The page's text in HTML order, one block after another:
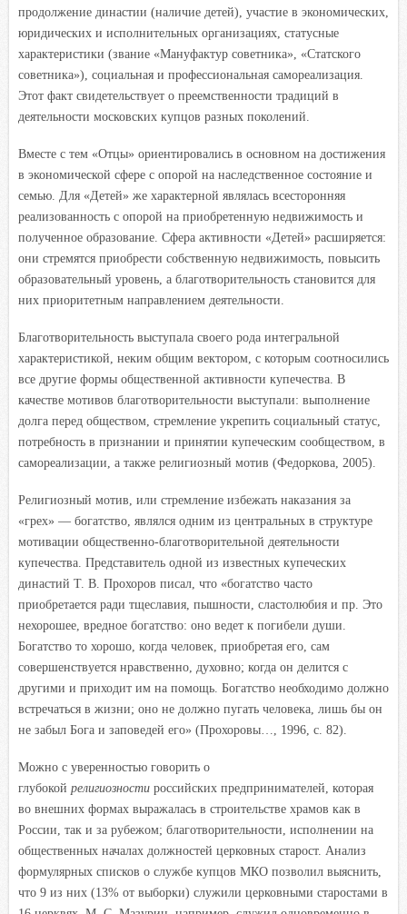
продолжение династии (наличие детей), участие в экономических,
юридических и исполнительных организациях, статусные
характеристики (звание «Мануфактур советника», «Статского
советника»), социальная и профессиональная самореализация.
Этот факт свидетельствует о преемственности традиций в
деятельности московских купцов разных поколений.
Вместе с тем «Отцы» ориентировались в основном на достижения
в экономической сфере с опорой на наследственное состояние и
семью. Для «Детей» же характерной являлась всесторонняя
реализованность с опорой на приобретенную недвижимость и
полученное образование. Сфера активности «Детей» расширяется:
они стремятся приобрести собственную недвижимость, повысить
образовательный уровень, а благотворительность становится для
них приоритетным направлением деятельности.
Благотворительность выступала своего рода интегральной
характеристикой, неким общим вектором, с которым соотносились
все другие формы общественной активности купечества. В
качестве мотивов благотворительности выступали: выполнение
долга перед обществом, стремление укрепить социальный статус,
потребность в признании и принятии купеческим сообществом, в
самореализации, а также религиозный мотив (Федоркова, 2005).
Религиозный мотив, или стремление избежать наказания за
«грех» — богатство, являлся одним из центральных в структуре
мотивации общественно-благотворительной деятельности
купечества. Представитель одной из известных купеческих
династий Т. В. Прохоров писал, что «богатство часто
приобретается ради тщеславия, пышности, сластолюбия и пр. Это
нехорошее, вредное богатство: оно ведет к погибели души.
Богатство то хорошо, когда человек, приобретая его, сам
совершенствуется нравственно, духовно; когда он делится с
другими и приходит им на помощь. Богатство необходимо должно
встречаться в жизни; оно не должно пугать человека, лишь бы он
не забыл Бога и заповедей его» (Прохоровы…, 1996, с. 82).
Можно с уверенностью говорить о
глубокой религиозности российских предпринимателей, которая
во внешних формах выражалась в строительстве храмов как в
России, так и за рубежом; благотворительности, исполнении на
общественных началах должностей церковных старост. Анализ
формулярных списков о службе купцов МКО позволил выяснить,
что 9 из них (13% от выборки) служили церковными старостами в